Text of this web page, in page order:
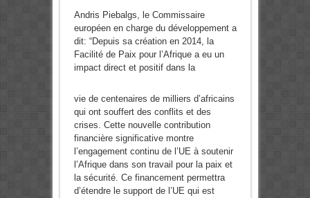
Andris Piebalgs, le Commissaire
européen en charge du développement a
dit: “Depuis sa création en 2014, la
Facilité de Paix pour l’Afrique a eu un
impact direct et positif dans la
vie de centenaires de milliers d’africains
qui ont souffert des conflits et des
crises. Cette nouvelle contribution
financière significative montre
l’engagement continu de l’UE à soutenir
l’Afrique dans son travail pour la paix et
la sécurité. Ce financement permettra
d’étendre le support de l’UE qui est